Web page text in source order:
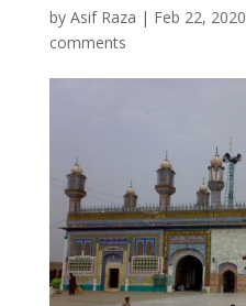
by Asif Raza | Feb 22, 2020
comments